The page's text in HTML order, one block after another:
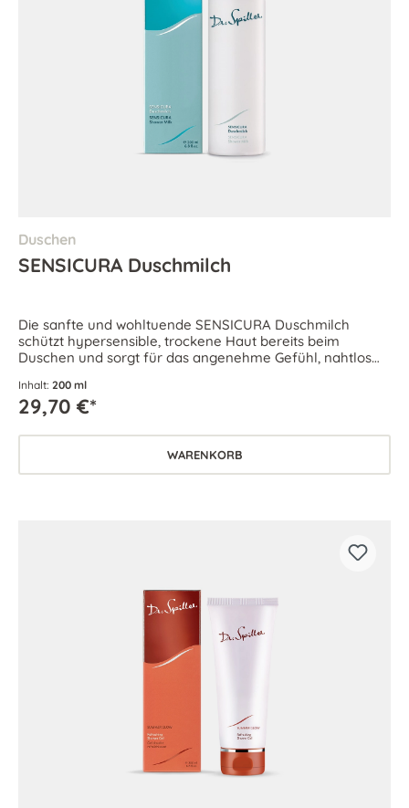
Duschen
SENSICURA Duschmilch
Die sanfte und wohltuende SENSICURA Duschmilch
schützt hypersensible, trockene Haut bereits beim
Duschen und sorgt für das angenehme Gefühl, nahtlos
Inhalt: 200 ml
29,70 €*
WARENKORB